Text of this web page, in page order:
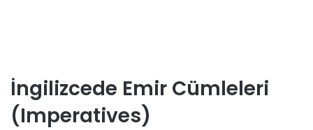
İngilizcede Emir Cümleleri
(Imperatives)